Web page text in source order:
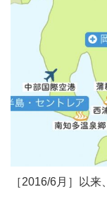
［2016/6月］以来